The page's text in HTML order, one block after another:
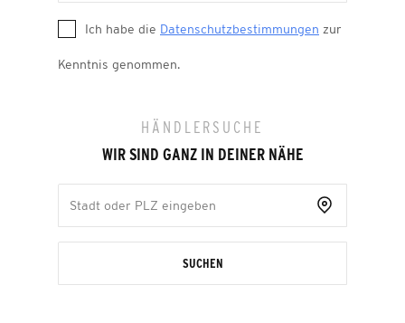
Ich habe die Datenschutzbestimmungen zur
Kenntnis genommen.
HÄNDLERSUCHE
WIR SIND GANZ IN DEINER NÄHE
SUCHEN